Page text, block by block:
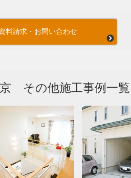
料請求・お問い合わせ
京 その他施工事例一